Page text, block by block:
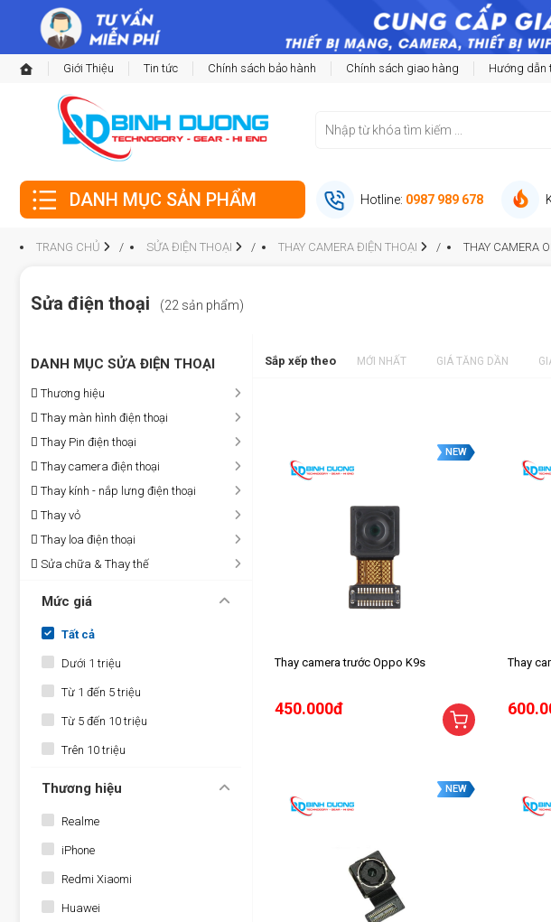
Giới Thiệu Tin tức Chính sách bảo hành Chính sách giao hàng Hướng dẫn
DANH MỤC SẢN PHẨM Hotline: 0987 989 678
TRANG CHỦ SỬA ĐIỆN THOẠI THAY CAMERA ĐIỆN THOẠI THAY CAMERA
Sửa điện thoại (22 sản phẩm)
DANH MỤC SỬA ĐIỆN THOẠI
Thương hiệu
Thay màn hình điện thoại
Thay Pin điện thoại
Thay camera điện thoại
Thay kính - nắp lưng điện thoại
Thay vỏ
Thay loa điện thoại
Sửa chữa & Thay thế
Mức giá
Tất cả
Dưới 1 triệu
Từ 1 đến 5 triệu
Từ 5 đến 10 triệu
Trên 10 triệu
Thương hiệu
Realme
iPhone
Redmi Xiaomi
Huawei
Sắp xếp theo MỚI NHẤT GIÁ TĂNG DẦN
NEW
Thay camera trước Oppo K9s
450.000đ
Thay
NEW